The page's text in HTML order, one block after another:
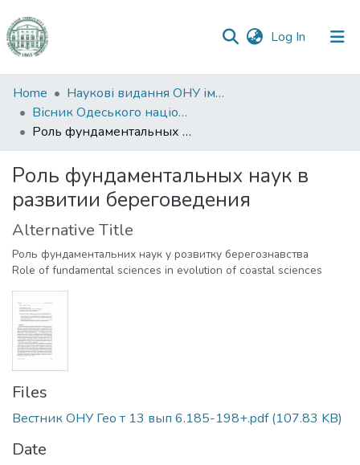
Log In (current)
Communities
&
Collections
Statistics
Home
Наукові видання ОНУ імені І. І. Мечникова
Вісник Одеського національного університету. Географічні та геологічні науки
Роль фундаментальных наук в развитии береговедения
Роль фундаментальных наук в
развитии береговедения
Alternative Title
Роль фундаментальних наук у розвитку берегознавства
Role of fundamental sciences in evolution of coastal sciences
Files
Вестник ОНУ Гео т 13 вып 6.185-198+.pdf(107.83 KB)
Date